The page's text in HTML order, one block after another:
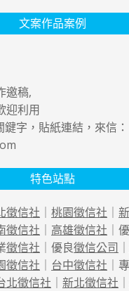
文案作品案例
邀稿,
迎利用
字，貼紙連結，來信：
特色站點
徵信社 ｜ 桃園徵信社 ｜
徵信社 ｜ 高雄徵信社 ｜
徵信社 ｜優良徵信公司 ｜
徵信社 ｜ 台中徵信社 ｜
北徵信社 ｜ 新北徵信社 ｜